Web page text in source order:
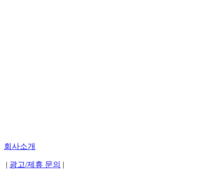
회사소개
광고/제휴 문의